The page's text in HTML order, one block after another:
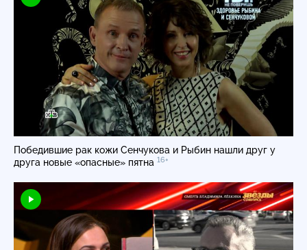
Победившие рак кожи Сенчукова и Рыбин нашли друг у
друга новые «опасные» пятна 16+